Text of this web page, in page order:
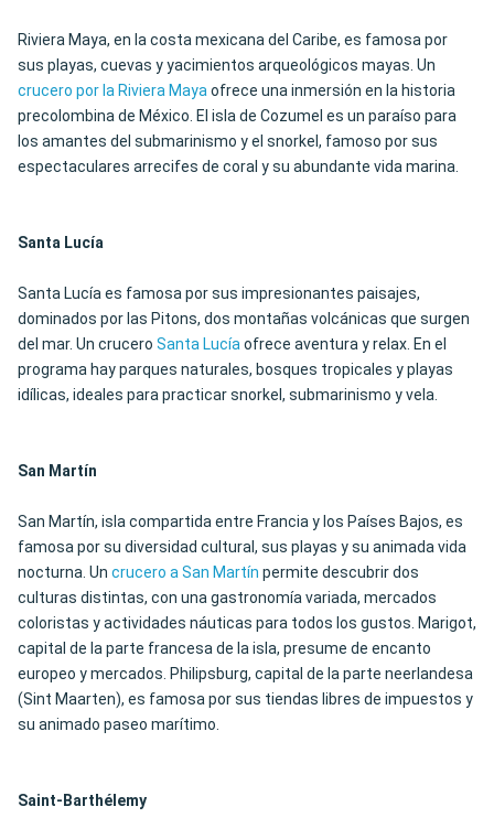
Riviera Maya, en la costa mexicana del Caribe, es famosa por
sus playas, cuevas y yacimientos arqueológicos mayas. Un
crucero por la Riviera Mayaofrece una inmersión en la historia
precolombina de México. El isla de Cozumel es un paraíso para
los amantes del submarinismo y el snorkel, famoso por sus
espectaculares arrecifes de coral y su abundante vida marina.
Santa Lucía
Santa Lucía es famosa por sus impresionantes paisajes,
dominados por las Pitons, dos montañas volcánicas que surgen
del mar. Un crucero Santa Lucíaofrece aventura y relax. En el
programa hay parques naturales, bosques tropicales y playas
idílicas, ideales para practicar snorkel, submarinismo y vela.
San Martín
San Martín, isla compartida entre Francia y los Países Bajos, es
famosa por su diversidad cultural, sus playas y su animada vida
nocturna. Un crucero a San Martín permite descubrir dos
culturas distintas, con una gastronomía variada, mercados
coloristas y actividades náuticas para todos los gustos. Marigot,
capital de la parte francesa de la isla, presume de encanto
europeo y mercados. Philipsburg, capital de la parte neerlandesa
(Sint Maarten), es famosa por sus tiendas libres de impuestos y
su animado paseo marítimo.
Saint-Barthélemy